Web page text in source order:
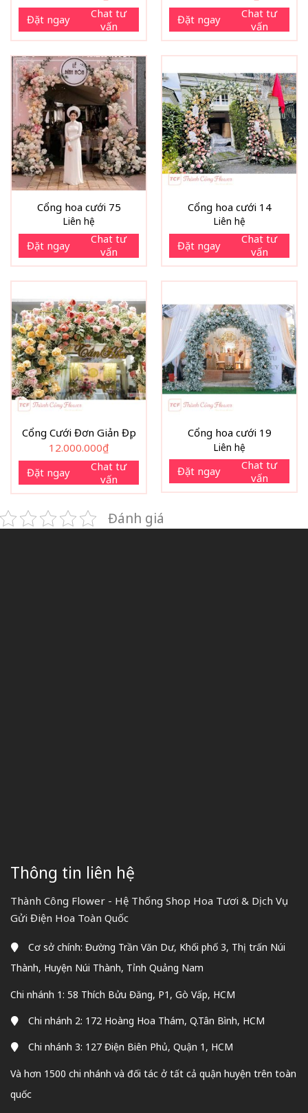
Đặt ngay
Chat tư
vấn
Đặt ngay
Chat tư
vấn
Cổng hoa cưới 75
Liên hệ
Đặt ngay
Chat tư
vấn
Cổng hoa cưới 14
Liên hệ
Đặt ngay
Chat tư
vấn
Cổng Cưới Đơn Giản Đẹp
12.000.000₫
Đặt ngay
Chat tư
vấn
Cổng hoa cưới 19
Liên hệ
Đặt ngay
Chat tư
vấn
Đánh giá
Thông tin liên hệ
Thành Công Flower - Hệ Thống Shop Hoa Tươi & Dịch Vụ
Gửi Điện Hoa Toàn Quốc
Cơ sở chính: Đường Trần Văn Dư, Khối phố 3, Thị trấn Núi
Thành, Huyện Núi Thành, Tỉnh Quảng Nam
Chi nhánh 1: 58 Thích Bửu Đăng, P1, Gò Vấp, HCM
Chi nhánh 2: 172 Hoàng Hoa Thám, Q.Tân Bình, HCM
Chi nhánh 3: 127 Điện Biên Phủ, Quận 1, HCM
Và hơn 1500 chi nhánh và đối tác ở tất cả quận huyện trên toàn
quốc